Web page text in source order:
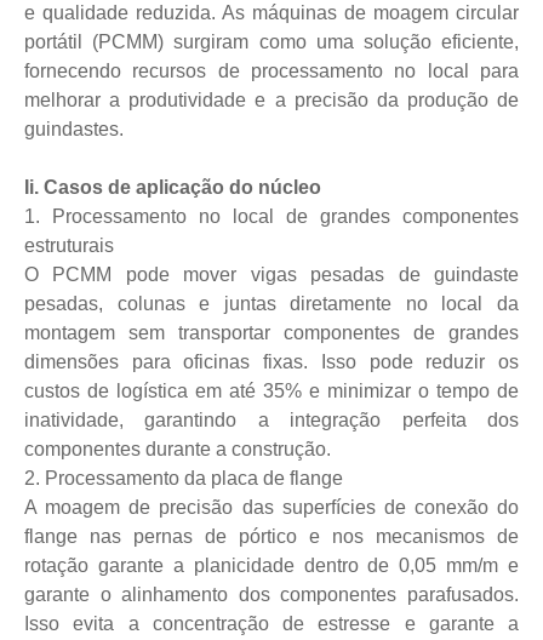
e qualidade reduzida. As máquinas de moagem circular
portátil (PCMM) surgiram como uma solução eficiente,
fornecendo recursos de processamento no local para
melhorar a produtividade e a precisão da produção de
guindastes.
Ii. Casos de aplicação do núcleo
1. Processamento no local de grandes componentes
estruturais
O PCMM pode mover vigas pesadas de guindaste
pesadas, colunas e juntas diretamente no local da
montagem sem transportar componentes de grandes
dimensões para oficinas fixas. Isso pode reduzir os
custos de logística em até 35% e minimizar o tempo de
inatividade, garantindo a integração perfeita dos
componentes durante a construção.
2. Processamento da placa de flange
A moagem de precisão das superfícies de conexão do
flange nas pernas de pórtico e nos mecanismos de
rotação garante a planicidade dentro de 0,05 mm/m e
garante o alinhamento dos componentes parafusados.
Isso evita a concentração de estresse e garante a